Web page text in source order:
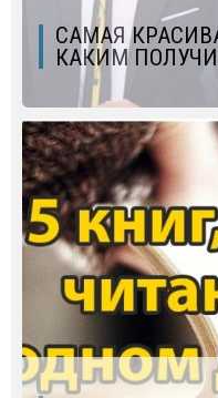
САМАЯ
КАКИМ